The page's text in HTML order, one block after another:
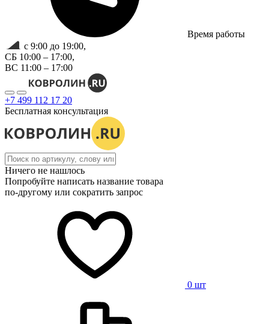
Время работы
с 9:00 до 19:00,
СБ 10:00 – 17:00,
ВС 11:00 – 17:00
+7 499 112 17 20
Бесплатная консультация
Ничего не нашлось
Попробуйте написать название товара
по-другому или сократить запрос
0 шт